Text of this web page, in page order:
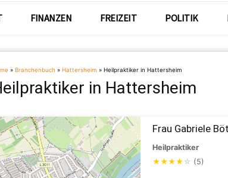
FINANZEN FREIZEIT POLITIK
» Branchenbuch » Hattersheim » Heilpraktiker in Hattersheim
in Hattersheim
Frau Gabriele
Heilpraktiker
★★★★ ☆ (5)